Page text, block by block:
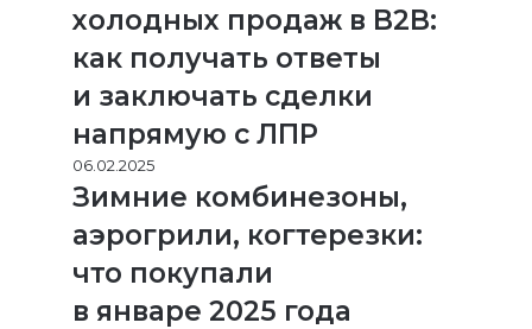
холодных продаж в B2B:
как получать ответы
и заключать сделки
напрямую с ЛПР
06.02.2025
Зимние комбинезоны,
аэрогрили, когтерезки:
что покупали
в январе 2025 года